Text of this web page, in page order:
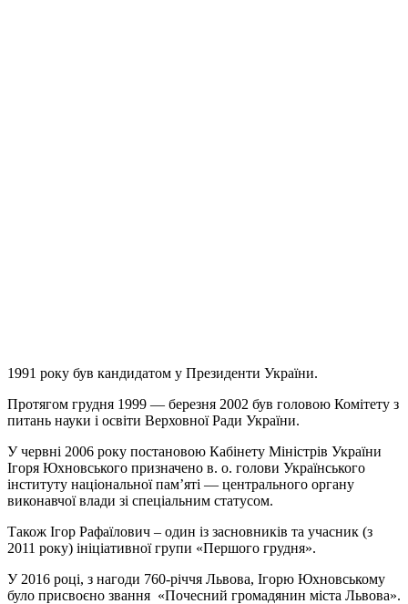
1991 року був кандидатом у Президенти України.
Протягом грудня 1999 — березня 2002 був головою Комітету з
питань науки і освіти Верховної Ради України.
У червні 2006 року постановою Кабінету Міністрів України
Ігоря Юхновського призначено в. о. голови Українського
інституту національної пам’яті — центрального органу
виконавчої влади зі спеціальним статусом.
Також Ігор Рафаїлович – один із засновників та учасник (з
2011 року) ініціативної групи «Першого грудня».
У 2016 році, з нагоди 760-річчя Львова, Ігорю Юхновському
було присвоєно звання «Почесний громадянин міста Львова».